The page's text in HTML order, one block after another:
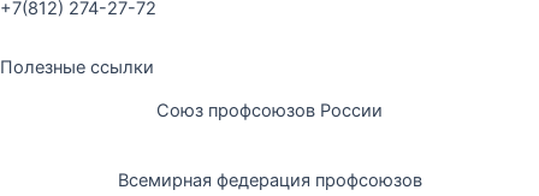
+7(812) 274-27-72
Полезные ссылки
Союз профсоюзов России
Всемирная федерация профсоюзов